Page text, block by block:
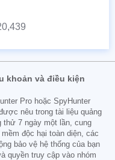
khoản và điều kiện
Pro hoặc SpyHunter
nêu trong tài liệu quảng
thử 7 ngày một lần, cung
độc hại toàn diện, các
bảo vệ hệ thống của bạn
quyền truy cập vào nhóm